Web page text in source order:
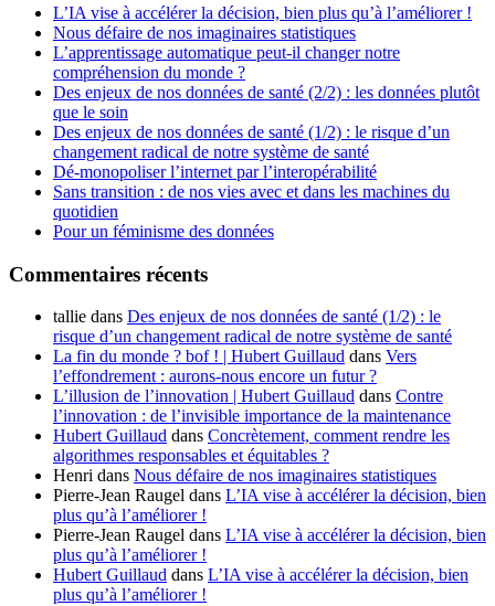
L’IA vise à accélérer la décision, bien plus qu’à l’améliorer !
Nous défaire de nos imaginaires statistiques
L’apprentissage automatique peut-il changer notre
compréhension du monde ?
Des enjeux de nos données de santé (2/2) : les données plutôt
que le soin
Des enjeux de nos données de santé (1/2) : le risque d’un
changement radical de notre système de santé
Dé-monopoliser l’internet par l’interopérabilité
Sans transition : de nos vies avec et dans les machines du
quotidien
Pour un féminisme des données
Commentaires récents
tallie dans Des enjeux de nos données de santé (1/2) : le
risque d’un changement radical de notre système de santé
La fin du monde ? bof ! | Hubert Guillaud dans Vers
l’effondrement : aurons-nous encore un futur ?
L’illusion de l’innovation | Hubert Guillaud dans Contre
l’innovation : de l’invisible importance de la maintenance
Hubert Guillaud dans Concrètement, comment rendre les
algorithmes responsables et équitables ?
Henri dans Nous défaire de nos imaginaires statistiques
Pierre-Jean Raugel dans L’IA vise à accélérer la décision, bien
plus qu’à l’améliorer !
Pierre-Jean Raugel dans L’IA vise à accélérer la décision, bien
plus qu’à l’améliorer !
Hubert Guillaud dans L’IA vise à accélérer la décision, bien
plus qu’à l’améliorer !